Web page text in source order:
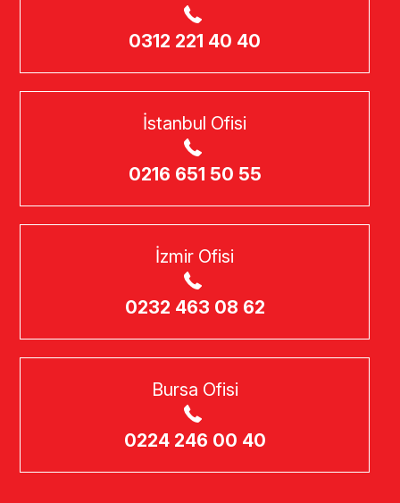
0312 221 40 40
İstanbul Ofisi
0216 651 50 55
İzmir Ofisi
0232 463 08 62
Bursa Ofisi
0224 246 00 40